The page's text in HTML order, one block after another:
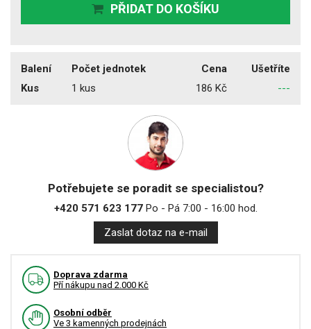
PŘIDAT DO KOŠÍKU
Balení Počet jednotek Cena
Ušetříte
Kus
1 kus 186 Kč ---
Potřebujete se poradit se specialistou?
+420 571 623 177Po - Pá 7:00 - 16:00 hod.
Zaslat dotaz na e-mail
Doprava zdarma
Pří nákupu nad 2.000 Kč
Osobní odběr
Ve 3 kamenných prodejnách